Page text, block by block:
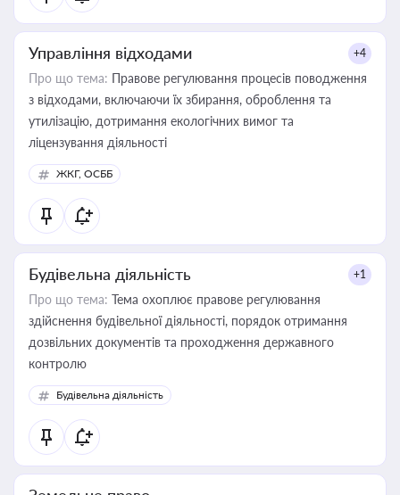
Управління відходами +4
Про що тема: Правове регулювання процесів поводження
з відходами, включаючи їх збирання, оброблення та
утилізацію, дотримання екологічних вимог та
ліцензування діяльності
ЖКГ, ОСББ
Будівельна діяльність +1
Про що тема: Тема охоплює правове регулювання
здійснення будівельної діяльності, порядок отримання
дозвільних документів та проходження державного
контролю
Будівельна діяльність